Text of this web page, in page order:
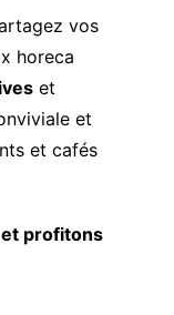
vos
horeca
et
et
et cafés
profitons